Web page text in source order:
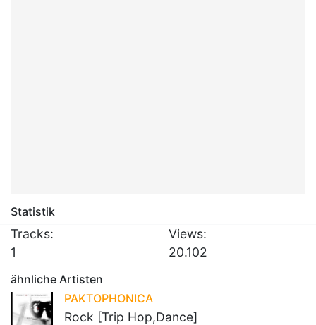
Statistik
Tracks:
1
Views:
20.102
ähnliche Artisten
PAKTOPHONICA
Rock [Trip Hop,Dance]